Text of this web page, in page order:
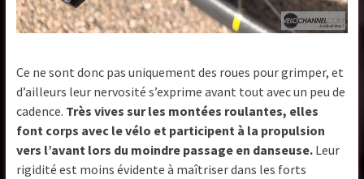
Ce ne sont donc pas uniquement des roues pour grimper, et
d’ailleurs leur nervosité s’exprime avant tout avec un peu de
cadence. Très vives sur les montées roulantes, elles
font corps avec le vélo et participent à la propulsion
vers l’avant lors du moindre passage en danseuse. Leur
rigidité est moins évidente à maîtriser dans les forts